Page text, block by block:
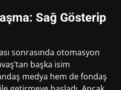
Sağ Gösterip
sonrasında otomasyon
başka isim
medya hem de fondaş